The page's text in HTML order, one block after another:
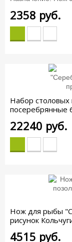
2358 руб.
Набор
посеребрянные
22240 руб.
Нож для рыбы
рисунок
4515 руб.